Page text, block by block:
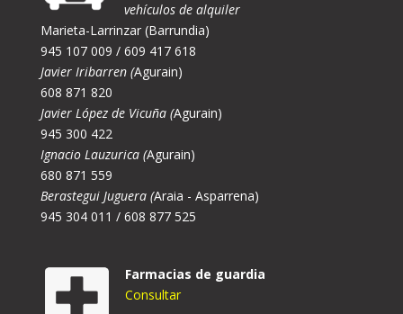
vehículos de alquiler
Marieta-Larrinzar (Barrundia)
945 107 009 / 609 417 618
Javier Iribarren (Agurain)
608 871 820
Javier López de Vicuña (Agurain)
945 300 422
Ignacio Lauzurica (Agurain)
680 871 559
Berastegui Juguera (Araia - Asparrena)
945 304 011 / 608 877 525
Farmacias de guardia
Consultar